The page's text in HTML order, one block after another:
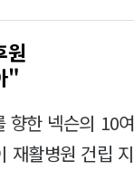
원
"
향한 넥슨의 10
활병원 건립